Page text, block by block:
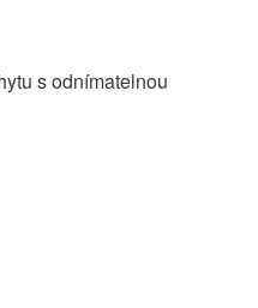
s odnímatelnou